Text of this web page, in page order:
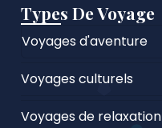
Types De Voyage
Voyages d'aventure
Voyages culturels
Voyages de relaxation